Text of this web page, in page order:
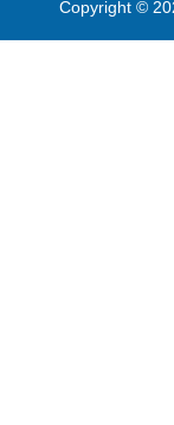
Copyright ©